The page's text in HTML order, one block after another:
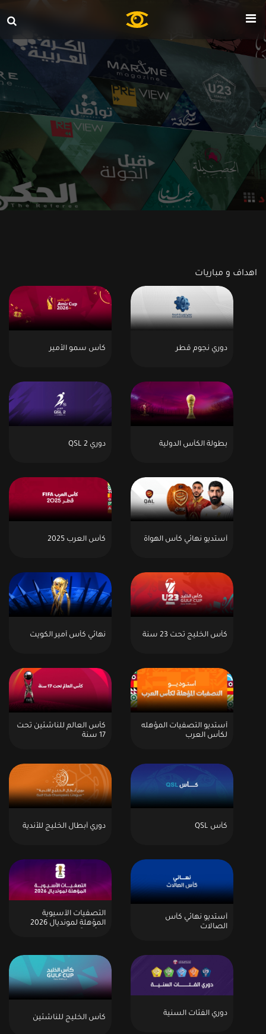
اهداف و مباريات
دوري نجوم قطر كأس سمو الأمير
بطولة الكأس الدولية دوري QSL 2
أستديو نهائي كأس الهواة كأس العرب 2025
كأس الخليج تحت 23 سنة نهائي كأس أمير الكويت
أستديو التصفيات المؤهله
لكأس العرب
كأس العالم للناشئين تحت
17 سنة
كأس QSL دوري أبطال الخليج للأندية
أستديو نهائي كأس
الصالات
التصفيات الآسيوية
المؤهلة لمونديال 2026
دوري الفئات السنية كأس الخليج للناشئين